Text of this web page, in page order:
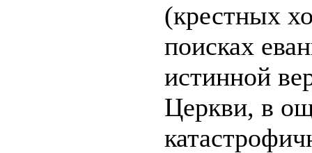
(крестных
поисках
истинной
Церкви, в